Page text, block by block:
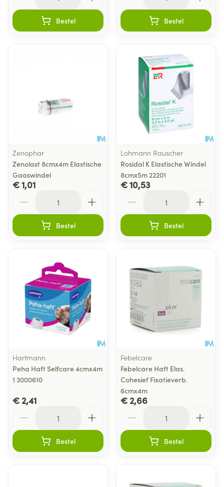
Bestel Bestel
Zenophar
Zenolast 8cmx4m Elastische
Gaaswindel
€ 1,01
Bestel
Lohmann Rauscher
Rosidal K Elastische Windel
8cmx5m 22201
€ 10,53
Bestel
Hartmann
Peha Haft Selfcare 4cmx4m
1 3000610
€ 2,41
Bestel
Febelcare
Febelcare Haft Elas.
Cohesief Fixatieverb.
6cmx4m
€ 2,66
Bestel